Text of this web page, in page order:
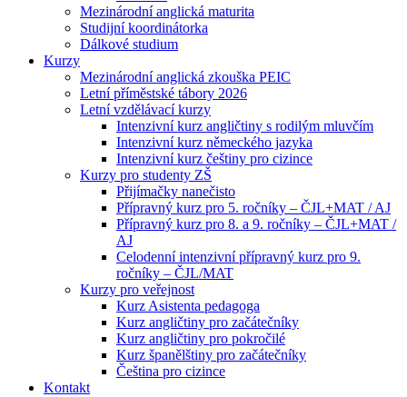
Mezinárodní anglická maturita
Studijní koordinátorka
Dálkové studium
Kurzy
Mezinárodní anglická zkouška PEIC
Letní příměstské tábory 2026
Letní vzdělávací kurzy
Intenzivní kurz angličtiny s rodilým mluvčím
Intenzivní kurz německého jazyka
Intenzivní kurz češtiny pro cizince
Kurzy pro studenty ZŠ
Přijímačky nanečisto
Přípravný kurz pro 5. ročníky – ČJL+MAT / AJ
Přípravný kurz pro 8. a 9. ročníky – ČJL+MAT /
AJ
Celodenní intenzivní přípravný kurz pro 9.
ročníky – ČJL/MAT
Kurzy pro veřejnost
Kurz Asistenta pedagoga
Kurz angličtiny pro začátečníky
Kurz angličtiny pro pokročilé
Kurz španělštiny pro začátečníky
Čeština pro cizince
Kontakt